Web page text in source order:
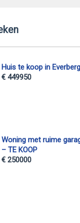
Huis te koop in Everberg
€ 449950
Woning met ruime
– TE KOOP
€ 250000